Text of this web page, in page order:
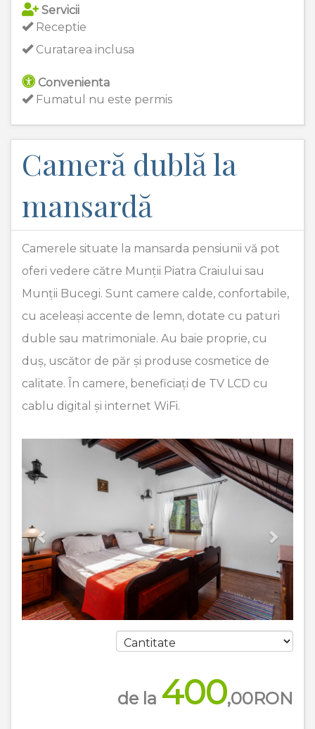
Servicii
Receptie
Curatarea inclusa
Convenienta
Fumatul nu este permis
Cameră dublă la
mansardă
Camerele situate la mansarda pensiunii vă pot
oferi vedere către Munții Piatra Craiului sau
Munții Bucegi. Sunt camere calde, confortabile,
cu aceleași accente de lemn, dotate cu paturi
duble sau matrimoniale. Au baie proprie, cu
duș, uscător de păr și produse cosmetice de
calitate. În camere, beneficiați de TV LCD cu
cablu digital și internet WiFi.
Previous Next
de la 400,00RON